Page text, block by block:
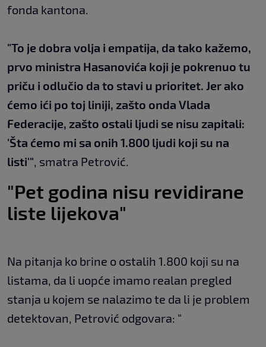
fonda kantona.
"To je dobra volja i empatija, da tako kažemo,
prvo ministra Hasanovića koji je pokrenuo tu
priču i odlučio da to stavi u prioritet. Jer ako
ćemo ići po toj liniji, zašto onda Vlada
Federacije, zašto ostali ljudi se nisu zapitali:
'Šta ćemo mi sa onih 1.800 ljudi koji su na
listi'", smatra Petrović.
"Pet godina nisu revidirane
liste lijekova"
Na pitanja ko brine o ostalih 1.800 koji su na
listama, da li uopće imamo realan pregled
stanja u kojem se nalazimo te da li je problem
detektovan, Petrović odgovara: "